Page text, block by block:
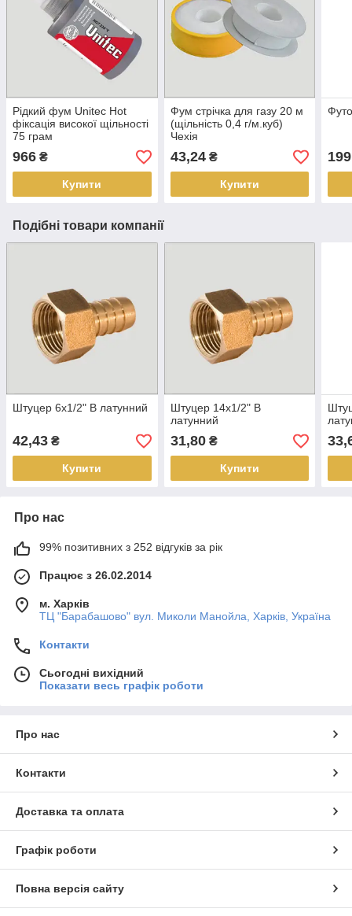
Рідкий фум Unitec Hot
фіксація високої щільності
75 грам
966 ₴
Купити
Фум стрічка для газу 20 м
(щільність 0,4 г/м.куб)
Чехія
43,24₴
Купити
Подібні товари компанії
Штуцер 6х1/2" В латунний
42,43 ₴
Купити
Штуцер 14х1/2" В
латунний
31,80₴
Купити
Про нас
99% позитивних з 252 відгуків за рік
Працює з 26.02.2014
м. Харків
ТЦ "Барабашово" вул. Миколи Манойла, Харків, Україна
Контакти
Сьогодні вихідний
Показати весь графік роботи
Про нас
Контакти
Доставка та оплата
Графік роботи
Повна версія сайту